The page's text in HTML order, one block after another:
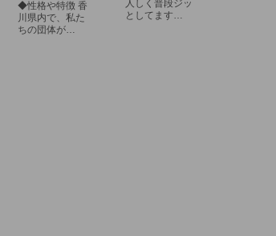
◆性格や特徴 香
川県内で、私た
ちの団体が…
人しく普段ジッ
としてます…